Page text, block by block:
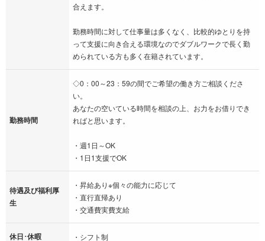
合えます。
勤務時間に対して仕事量は多くなく、比較的ゆとりを持
って支援に向き合える環境なのでダブルワークで長く勤
められている方も多く在籍されています。
勤務時間
◇0：00～23：59の間でご希望の働き方ご相談くださ
い。
あなたの空いている時間を相談の上、お力をお借りでき
ればと思います。
・週1日～OK
・1日1支援でOK
待遇及び福利厚
生
・昇給あり※個々の能力に応じて
・直行直帰あり
・交通費実費支給
休日･休暇 ・シフト制